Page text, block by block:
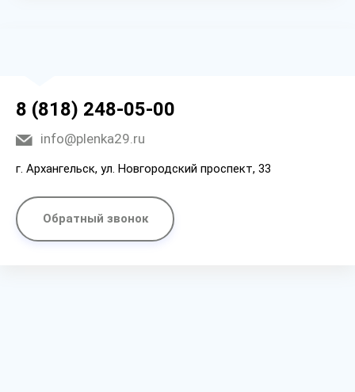
8 (818) 248-05-00
info@plenka29.ru
г. Архангельск, ул. Новгородский проспект, 33
Обратный звонок